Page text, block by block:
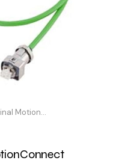
Cabo Automacao Sinal MotionConnect 800Plus C/Conector 11M Sinamics S120 Siemens 6FX80022DC101BB0